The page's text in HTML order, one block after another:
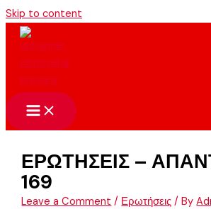
Skip to content
ΕΡΩΤΗΣΕΙΣ –
169
Leave a Comment / Ερωτήσεις / By